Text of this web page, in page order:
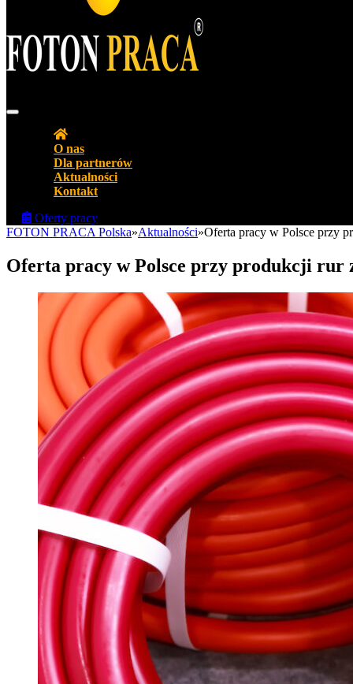
O nas
Dla partnerów
Aktualności
Kontakt
Oferty pracy
FOTON PRACA Polska»Aktualności»Oferta pracy w Polsce przy
Oferta pracy w Polsce przy produkcji rur